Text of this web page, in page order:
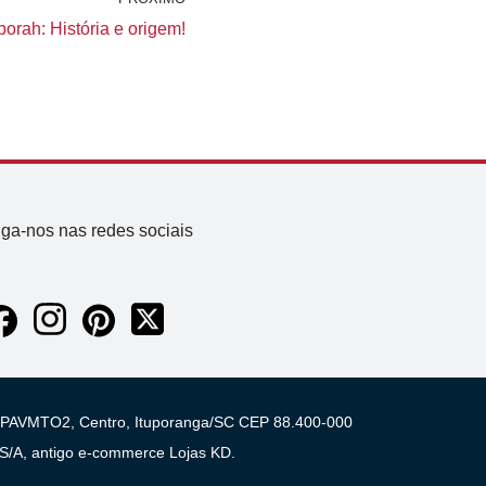
História e origem!
nos nas redes sociais
Centro, Ituporanga/SC CEP 88.400-000
A, antigo e-commerce Lojas KD.